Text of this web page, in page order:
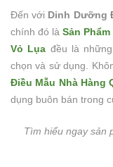
Đến với Dinh Dưỡng
chính đó làSản
Vỏ Lụa đều là
chọn và sử dụng.
Điều Mẫu Nhà Hàng
dụng buôn bán trong
Tìm hiểu ngay sản